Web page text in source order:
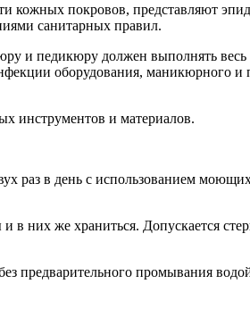
кожных покровов, представляют
санитарных правил.
и педикюру должен выполнять весь
оборудования, маникюрного и
инструментов и материалов.
раз в день с использованием
них же храниться. Допускается
предварительного промывания